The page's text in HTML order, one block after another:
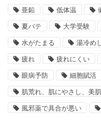
亜鉛 低体温
夏バテ 大学受験
水がたまる 湯冷め
疲れ 疲れにくい
眼病予防 細胞賦活
肌荒れ、肌にやさし、美肌
風邪薬で具合が悪い